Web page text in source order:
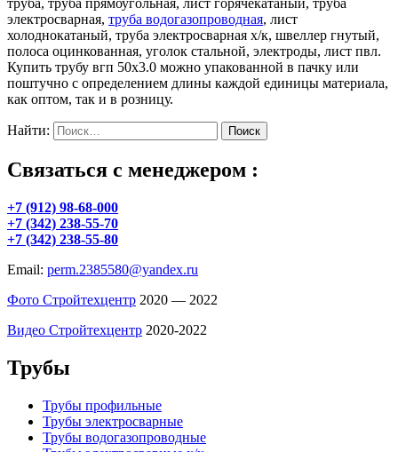
труба, труба прямоугольная, лист горячекатаный, труба
электросварная, труба водогазопроводная, лист
холоднокатаный, труба электросварная х/к, швеллер гнутый,
полоса оцинкованная, уголок стальной, электроды, лист пвл.
Купить трубу вгп 50х3.0 можно упакованной в пачку или
поштучно с определением длины каждой единицы материала,
как оптом, так и в розницу.
Найти:
Связаться с менеджером :
+7 (912) 98-68-000
+7 (342) 238-55-70
+7 (342) 238-55-80
Email: perm.2385580@yandex.ru
Фото Стройтехцентр 2020 — 2022
Видео Стройтехцентр 2020-2022
Трубы
Трубы профильные
Трубы электросварные
Трубы водогазопроводные